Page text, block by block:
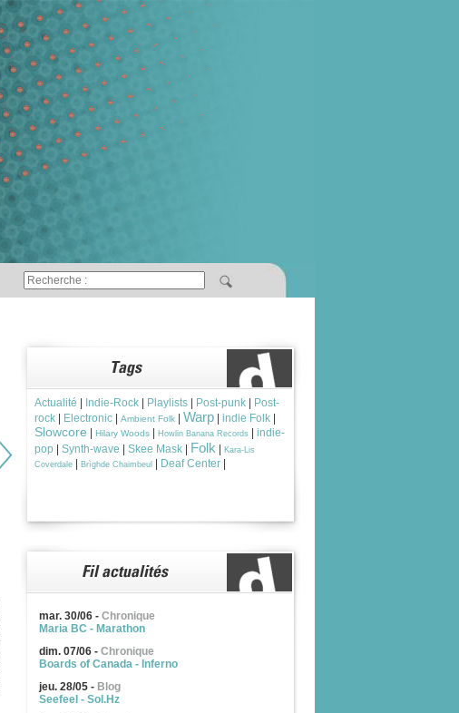
Actualité Indie-Rock Playlists Post-punk
Post-
rock
Electronic Ambient Folk Warp indie Folk
Slowcore Hilary Woods Howlin Banana Records
indie-
pop
Synth-wave Skee Mask Folk
Kara-Lis
Coverdale
Brìghde Chaimbeul Deaf Center
mar. 30/06 - Chronique
Maria BC - Marathon
dim. 07/06 - Chronique
Boards of Canada - Inferno
jeu. 28/05 - Blog
Seefeel - Sol.Hz